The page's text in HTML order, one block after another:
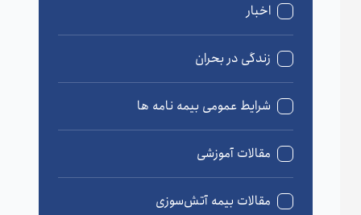
اخبار
زندگی در بحران
شرایط عمومی بیمه نامه ها
مقالات آموزشی
مقالات بیمه آتش‌سوزی